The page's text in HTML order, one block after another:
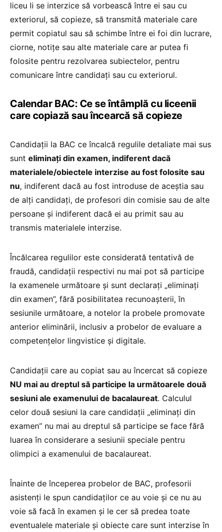
liceu li se interzice să vorbească între ei sau cu
exteriorul, să copieze, să transmită materiale care
permit copiatul sau să schimbe între ei foi din lucrare,
ciorne, notițe sau alte materiale care ar putea fi
folosite pentru rezolvarea subiectelor, pentru
comunicare între candidați sau cu exteriorul.
Calendar BAC: Ce se întâmplă cu liceenii
care copiază sau încearcă să copieze
Candidații la BAC ce încalcă regulile detaliate mai sus
sunt eliminați din examen, indiferent dacă
materialele/obiectele interzise au fost folosite sau
nu, indiferent dacă au fost introduse de aceștia sau
de alți candidați, de profesori din comisie sau de alte
persoane și indiferent dacă ei au primit sau au
transmis materialele interzise.
Încălcarea regulilor este considerată tentativă de
fraudă, candidații respectivi nu mai pot să participe
la examenele următoare și sunt declarați „eliminați
din examen”, fără posibilitatea recunoașterii, în
sesiunile următoare, a notelor la probele promovate
anterior eliminării, inclusiv a probelor de evaluare a
competențelor lingvistice și digitale.
Candidații care au copiat sau au încercat să copieze
NU mai au dreptul să participe la următoarele două
sesiuni ale examenului de bacalaureat. Calculul
celor două sesiuni la care candidații „eliminați din
examen” nu mai au dreptul să participe se face fără
luarea în considerare a sesiunii speciale pentru
olimpici a examenului de bacalaureat.
Înainte de începerea probelor de BAC, profesorii
asistenți le spun candidaților ce au voie și ce nu au
voie să facă în examen și le cer să predea toate
eventualele materiale și obiecte care sunt interzise în